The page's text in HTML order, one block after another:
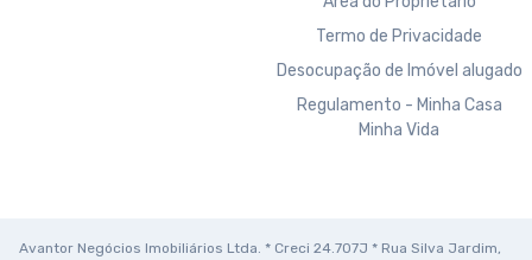
Termo de Privacidade
Desocupação de Imóvel alugado
Regulamento - Minha Casa
Minha Vida
Avantor Negócios Imobiliários Ltda. * Creci 24.707J * Rua Silva Jardim,